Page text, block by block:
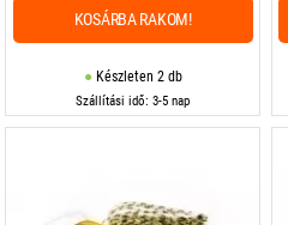
Készleten 2 db
Szállítási idő: 3-5 nap
KOSÁRBA RAKOM!